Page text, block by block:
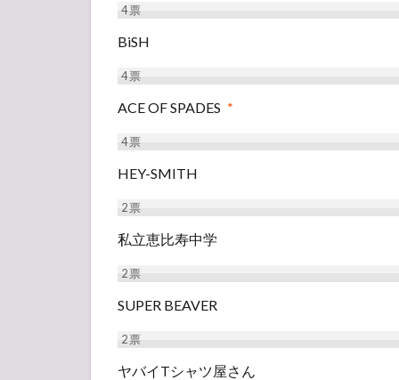
4票
BiSH
4票
ACE OF SPADES *
4票
HEY-SMITH
2票
私立恵比寿中学
2票
SUPER BEAVER
2票
ヤバイTシャツ屋さん